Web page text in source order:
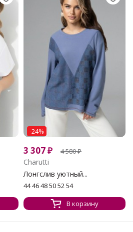
-24%
3 307₽ 4 580₽
Charutti
Лонгслив уютный...
44 46 48 50 52 54
В корзину